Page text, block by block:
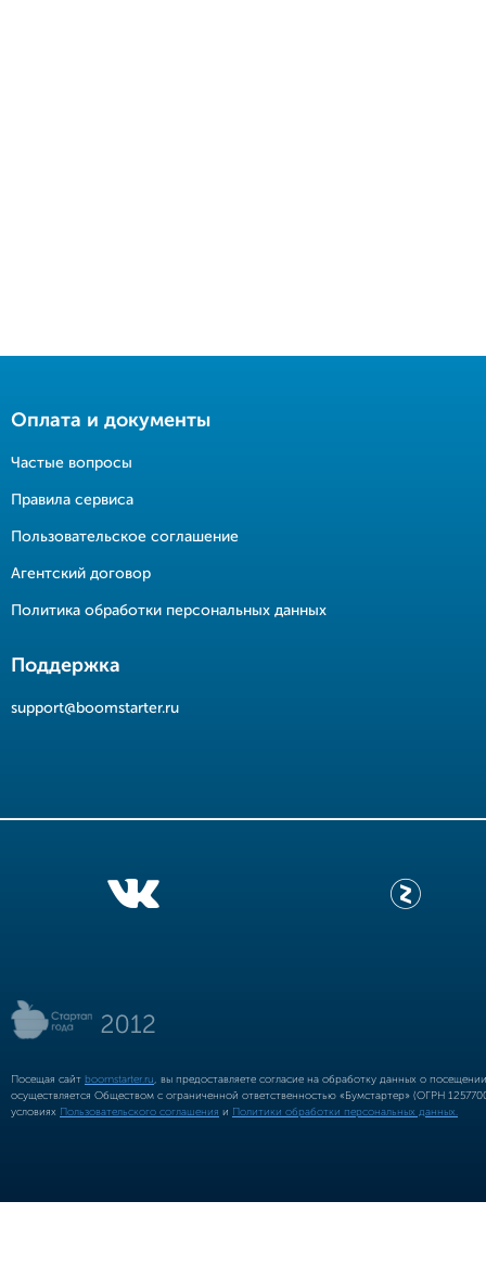
Оплата и документы
Частые вопросы
Правила сервиса
Пользовательское соглашение
Агентский договор
Политика обработки персональных данных
Поддержка
support@boomstarter.ru
Посещая сайт boomstarter.ru , вы предоставляете согласие на обработку данных о
осуществляется Обществом с ограниченной ответственностью «Бумстартер» (ОГРН
условиях Пользовательского соглашения и Политики обработки персональных данных.